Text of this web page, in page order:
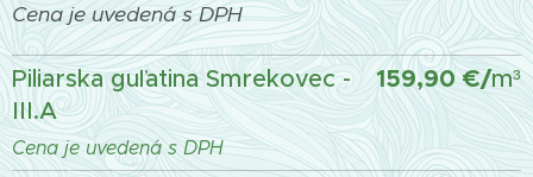
Cena je uvedená s DPH
Piliarska guľatina Smrekovec -
III.A
Cena je uvedená s DPH
159,90 €/m³